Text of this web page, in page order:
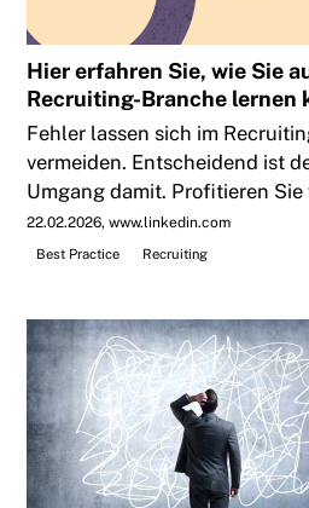
Hier erfahren Sie, wie Sie
Recruiting-Branche lernen
Fehler lassen sich im
vermeiden. Entscheidend ist
Umgang damit. Profitieren Sie
22.02.2026 www.linkedin.com
Best Practice
Recruiting